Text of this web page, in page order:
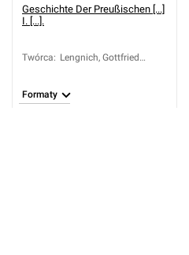
Geschichte Der Preußischen [...]
I. [...].
Twórca: Lengnich, Gottfried
Formaty